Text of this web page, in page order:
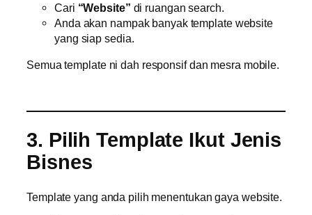
Cari “Website” di ruangan search.
Anda akan nampak banyak template website
yang siap sedia.
Semua template ni dah responsif dan mesra mobile.
3. Pilih Template Ikut Jenis
Bisnes
Template yang anda pilih menentukan gaya website.